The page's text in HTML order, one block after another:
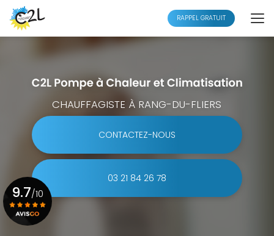
Aller
au
contenu
principal
RAPPEL GRATUIT
CHAUFFAGISTE À RANG-DU-FLIERS
CONTACTEZ-NOUS
03 21 84 26 78
9.7/10